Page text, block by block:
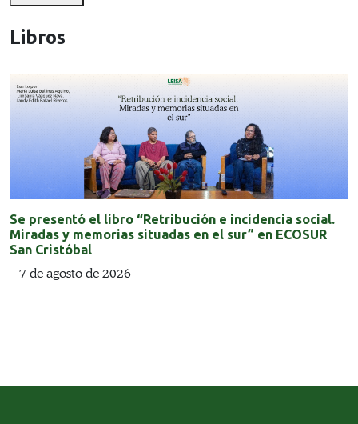
Libros
Se presentó el libro “Retribución e incidencia social.
Miradas y memorias situadas en el sur” en ECOSUR
San Cristóbal
7 de agosto de 2026